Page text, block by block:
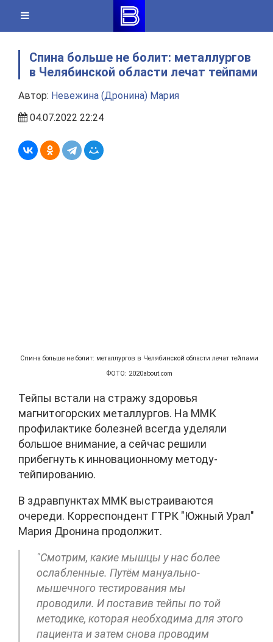
content
Спина больше не болит: металлургов
в Челябинской области лечат тейпами
Автор: Невежина (Дронина) Мария
04.07.2022 22:24
Спина больше не болит: металлургов в Челябинской области лечат тейпами
ФОТО: 2020about.com
Тейпы встали на стражу здоровья
магнитогорских металлургов. На ММК
профилактике болезней всегда уделяли
большое внимание, а сейчас решили
прибегнуть к инновационному методу-
тейпированию.
В здравпунктах ММК выстраиваются
очереди. Корреспондент ГТРК "Южный Урал"
Мария Дронина продолжит.
"Смотрим, какие мышцы у нас более
ослабленные. Путём мануально-
мышечного тестирования мы
проводили. И поставив тейпы по той
методике, которая необходима для этого
пациента и затем снова проводим